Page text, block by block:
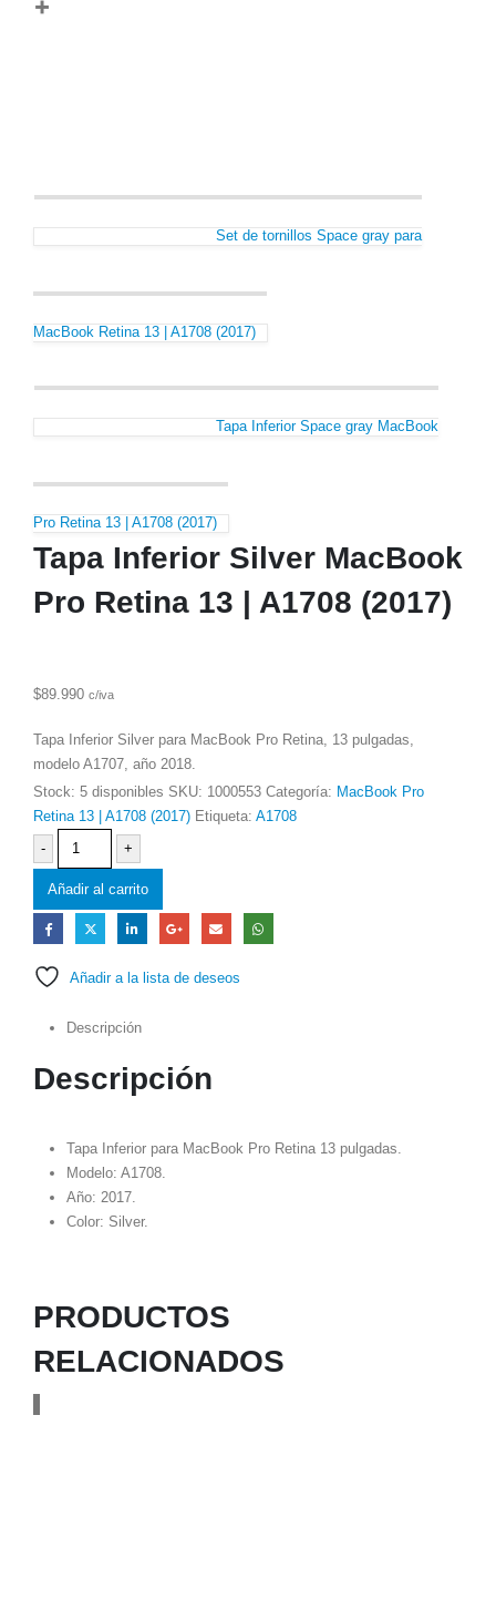
Set de tornillos Space gray para
MacBook Retina 13 | A1708 (2017)
Tapa Inferior Space gray MacBook
Pro Retina 13 | A1708 (2017)
Tapa Inferior Silver MacBook
Pro Retina 13 | A1708 (2017)
$89.990 c/iva
Tapa Inferior Silver para MacBook Pro Retina, 13 pulgadas,
modelo A1707, año 2018.
Stock: 5 disponibles SKU: 1000553 Categoría: MacBook Pro
Retina 13 | A1708 (2017) Etiqueta: A1708
-
+
Añadir al carrito
Añadir a la lista de deseos
Descripción
Descripción
Tapa Inferior para MacBook Pro Retina 13 pulgadas.
Modelo: A1708.
Año: 2017.
Color: Silver.
PRODUCTOS
RELACIONADOS